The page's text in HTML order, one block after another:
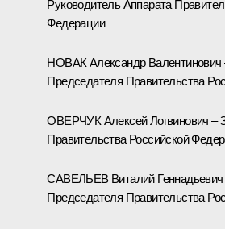
Руководитель Аппарата
Федерации
НОВАК Александр Валентинович
Председателя Правительства
ОВЕРЧУК Алексей Логвинович –
Правительства Российской
САВЕЛЬЕВ Виталий Геннадьевич
Председателя Правительства